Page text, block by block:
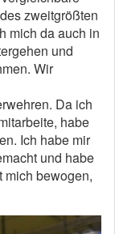
zweitgrößten
mich da auch in
und
Wir
Da ich
habe
Ich habe mir
und habe
mich bewogen,